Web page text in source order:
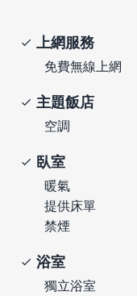
上網服務
免費無線上網
主題飯店
空調
臥室
暖氣
提供床單
禁煙
浴室
獨立浴室